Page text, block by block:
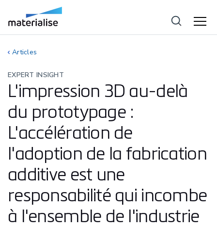
Articles
EXPERT INSIGHT
L'impression 3D au-delà
du prototypage :
L'accélération de
l'adoption de la fabrication
additive est une
responsabilité qui incombe
à l'ensemble de l'industrie